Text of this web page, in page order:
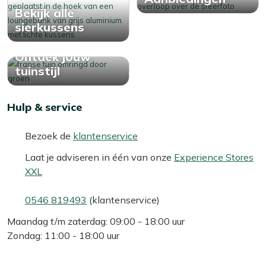
Bekijk alle
sierkussens
Ontdek jouw
tuinstijl
Hulp & service
Bezoek de klantenservice
Laat je adviseren in één van onze Experience Stores
XXL
0546 819493 (klantenservice)
Maandag t/m zaterdag: 09:00 - 18:00 uur
Zondag: 11:00 - 18:00 uur